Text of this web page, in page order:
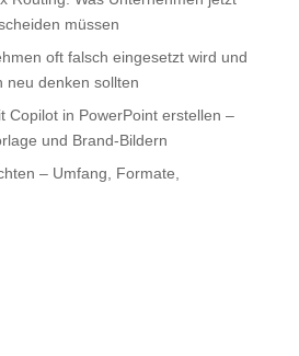
müssen
oft falsch eingesetzt wird und
neu denken sollten
Copilot in PowerPoint erstellen –
und Brand-Bildern
– Umfang, Formate,